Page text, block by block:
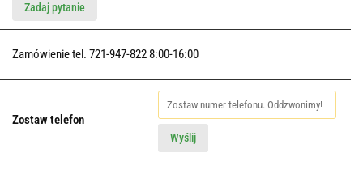
Zadaj pytanie
Zamówienie tel. 721-947-822 8:00-16:00
Zostaw telefon
Wyślij